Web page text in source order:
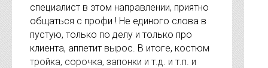
специалист в этом направлении, приятно
общаться с профи ! Не единого слова в
пустую, только по делу и только про
клиента, аппетит вырос. В итоге, костюм
тройка, сорочка, запонки и т.д. и т.п. и